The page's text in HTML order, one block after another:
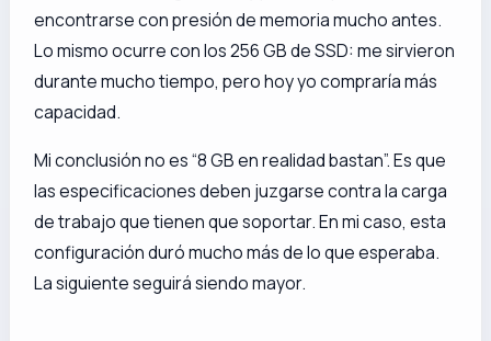
encontrarse con presión de memoria mucho antes.
Lo mismo ocurre con los 256 GB de SSD: me sirvieron
durante mucho tiempo, pero hoy yo compraría más
capacidad.
Mi conclusión no es “8 GB en realidad bastan”. Es que
las especificaciones deben juzgarse contra la carga
de trabajo que tienen que soportar. En mi caso, esta
configuración duró mucho más de lo que esperaba.
La siguiente seguirá siendo mayor.